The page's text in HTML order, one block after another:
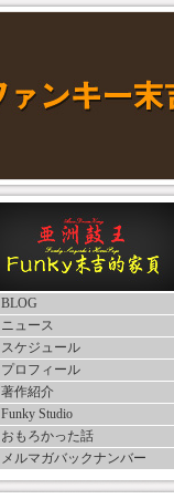
BLOG
ニュース
スケジュール
プロフィール
著作紹介
Funky Studio
おもろかった話
メルマガバックナンバー